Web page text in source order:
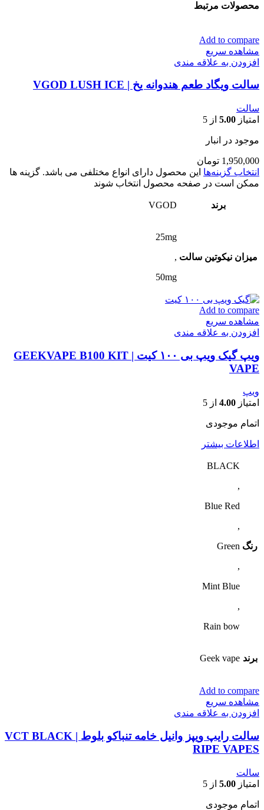
محصولات مرتبط
Add to compare
مشاهده سریع
افزودن به علاقه مندی
سالت ویگاد طعم هندوانه یخ | VGOD LUSH ICE
سالت
امتیاز 5.00 از 5
موجود در انبار
1,950,000 تومان
انتخاب گزینه‌ها این محصول دارای انواع مختلفی می باشد. گزینه ها
ممکن است در صفحه محصول انتخاب شوند
برند VGOD
میزان نیکوتین سالت
25mg
,
50mg
Add to compare
مشاهده سریع
افزودن به علاقه مندی
ویپ گیک ویپ بی ۱۰۰ کیت | GEEKVAPE B100 KIT
VAPE
ویپ
امتیاز 4.00 از 5
اتمام موجودی
اطلاعات بیشتر
رنگ
BLACK
,
Blue Red
,
Green
,
Mint Blue
,
Rain bow
برند Geek vape
Add to compare
مشاهده سریع
افزودن به علاقه مندی
سالت رایپ ویپز وانیل خامه تنباکو بلوط | VCT BLACK
RIPE VAPES
سالت
امتیاز 5.00 از 5
اتمام موجودی